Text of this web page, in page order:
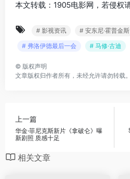
本文转载：1905电影网，若侵权
# 影视资讯 # 安东尼·霍普金斯
# 弗洛伊德最后一会
# 马修·古迪
© 版权声明
文章版权归作者所有，未经允许请勿转载。
上一篇
华金·菲尼克斯新片《拿破仑》曝
新剧照 质感十足
相关文章